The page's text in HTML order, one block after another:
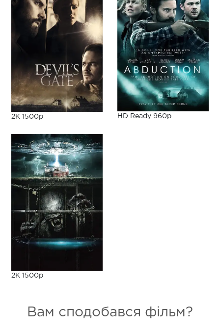
2K 1500p HD Ready 960p
2K 1500p
Вам сподобався фільм?